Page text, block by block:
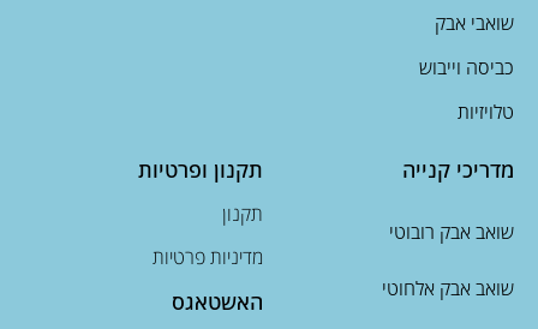
שואבי אבק
כביסה וייבוש
טלויזיות
מדריכי קנייה
שואב אבק רובוטי
שואב אבק אלחוטי
תקנון ופרטיות
תקנון
מדיניות פרטיות
האשטאגס